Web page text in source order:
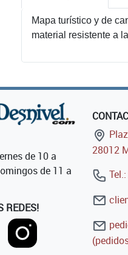
Mapa turístico y de
material resistente a
de 10 a
de 11 a
REDES!
28012